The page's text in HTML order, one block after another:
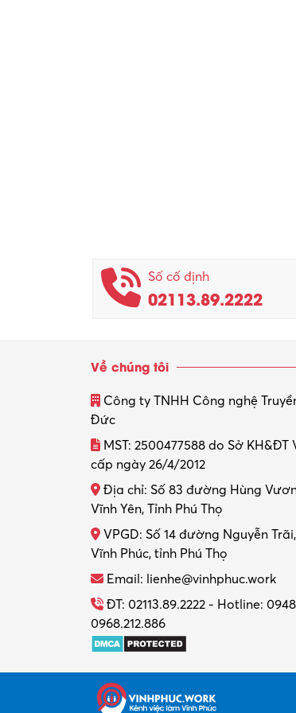
Số cố định
02113.89.2222
Về chúng tôi
Công ty TNHH Công nghệ
Đức
MST: 2500477588 do Sở KH&ĐT
cấp ngày 26/4/2012
Địa chỉ: Số 83 đường Hùng
Vĩnh Yên, Tỉnh Phú Thọ
VPGD: Số 14 đường Nguyễn
Vĩnh Phúc, tỉnh Phú Thọ
Email: lienhe@vinhphuc.work
ĐT: 02113.89.2222 - Hotline:
0968.212.886